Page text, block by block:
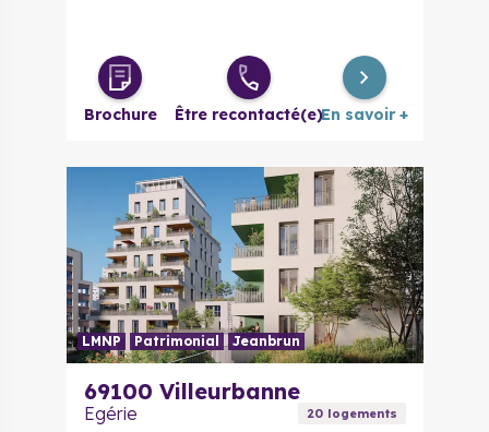
Brochure Être recontacté(e)En savoir +
LMNP Patrimonial Jeanbrun
69100 Villeurbanne
Egérie 20logements